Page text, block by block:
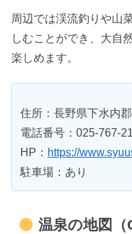
周辺では渓流釣りや山
しむことができ、大自
楽しめます。
住所：長野県下水内
電話番号：025-767-
HP： https://
駐車場：あり
温泉の地図（